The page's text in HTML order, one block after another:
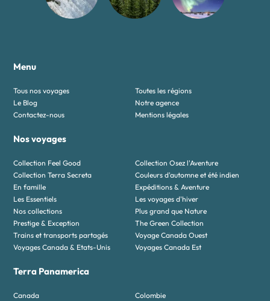
Menu
Tous nos voyages
Toutes les régions
Le Blog
Notre agence
Contactez-nous
Mentions légales
Nos voyages
Collection Feel Good
Collection Osez l'Aventure
Collection Terra Secreta
Couleurs d'automne et été indien
En famille
Expéditions & Aventure
Les Essentiels
Les voyages d'hiver
Nos collections
Plus grand que Nature
Prestige & Exception
The Green Collection
Trains et transports partagés
Voyage Canada Ouest
Voyages Canada & Etats-Unis
Voyages Canada Est
Terra Panamerica
Canada
Colombie